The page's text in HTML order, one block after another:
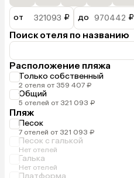
от ₽ до ₽
Поиск отеля по названию
Расположение пляжа
Только собственный
2 отеля от 359 407 ₽
Общий
5 отелей от 321 093 ₽
Пляж
Песок
7 отелей от 321 093 ₽
Песок с галькой
Нет отелей
Галька
Нет отелей
Платформа